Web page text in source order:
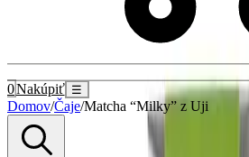
0Nakúpiť ☰
Domov/Čaje/Matcha “Milky” z Uji